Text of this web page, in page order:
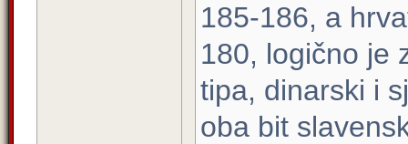
185-186, a
180, logično je
tipa, dinarski i
oba bit